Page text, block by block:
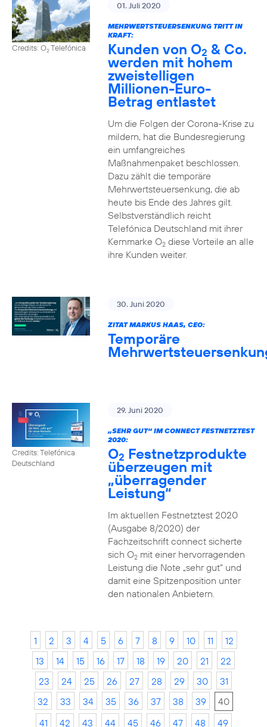
Credits: O2Telefónica
01. Juli 2020
MEHRWERTSTEUERSENKUNG TRITT IN
KRAFT:
Kunden von O2 & Co.
werden mit hohem
zweistelligen
Millionen-Euro-
Betrag entlastet
Um die Folgen der Corona-Krise zu
mildern, hat die Bundesregierung
ein umfangreiches
Maßnahmenpaket beschlossen.
Dazu zählt die temporäre
Mehrwertsteuersenkung, die ab
heute bis Ende des Jahres gilt.
Selbstverständlich reicht
Telefónica Deutschland mit ihrer
Kernmarke O2diese Vorteile an alle
ihre Kunden weiter.
30. Juni 2020
ZITAT MARKUS HAAS, CEO:
Temporäre
Credits: Telefónica
Deutschland
29. Juni 2020
„SEHR GUT“ IM CONNECT FESTNETZTEST
2020:
O2 Festnetzprodukte
überzeugen mit
„überragender
Leistung“
Im aktuellen Festnetztest 2020
(Ausgabe 8/2020) der
Fachzeitschrift connect sicherte
sich O2mit einer hervorragenden
Leistung die Note „sehr gut“ und
damit eine Spitzenposition unter
den nationalen Anbietern.
1 2 3 4 5 6 7 8 9 10 11
12
13
14 15 16 17 18 19 20 21
22
23
24 25 26 27 28 29 30
31
32
33 34 35 36 37 38 39
40
41
42 43 44 45 46 47 48 49